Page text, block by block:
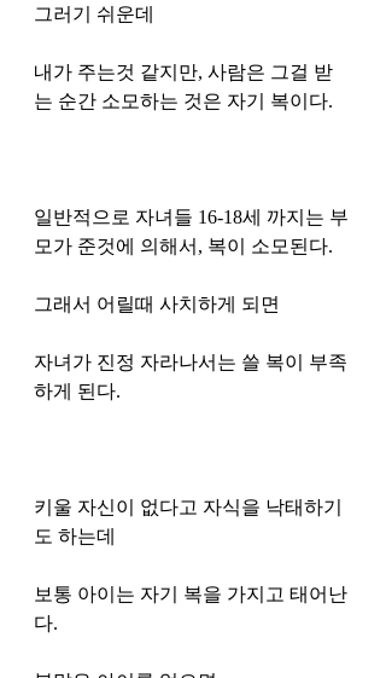
그러기 쉬운데
내가 주는것 같지만, 사람은 그걸 받
는 순간 소모하는 것은 자기 복이다.
일반적으로 자녀들 16-18세 까지는 부
모가 준것에 의해서, 복이 소모된다.
그래서 어릴때 사치하게 되면
자녀가 진정 자라나서는 쓸 복이 부족
하게 된다.
키울 자신이 없다고 자식을 낙태하기
도 하는데
보통 아이는 자기 복을 가지고 태어난
다.